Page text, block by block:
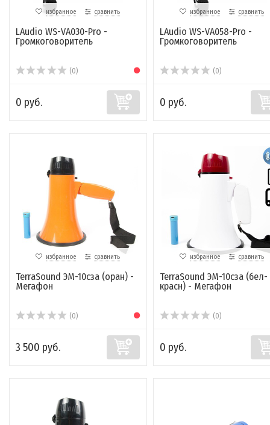
избранное сравнить
LAudio WS-VA030-Pro -
Громкоговоритель
(0)
0 руб.
избранное сравнить
LAudio WS-VA058-Pro -
Громкоговоритель
(0)
0 руб.
избранное сравнить
TerraSound ЭМ-10сза (оран) -
Мегафон
(0)
3 500 руб.
избранное сравнить
TerraSound ЭМ-10сза (бел-
красн) - Мегафон
(0)
0 руб.